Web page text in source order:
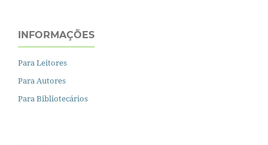
INFORMAÇÕES
Para Leitores
Para Autores
Para Bibliotecários